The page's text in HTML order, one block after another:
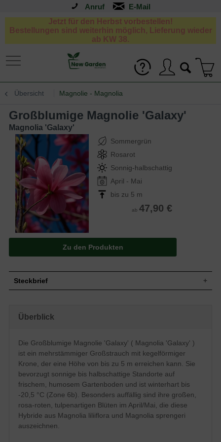
Anruf
Jetzt für den Herbst vorbestellen!
Bestellungen sind weiterhin möglich, Lieferung wieder
ab KW 38.
Übersicht Magnolie - Magnolia
Großblumige Magnolie 'Galaxy'
Magnolia 'Galaxy'
Sommergrün
Rosarot
Sonnig-halbschattig
April - Mai
bis zu 5 m
ab 47,90 €
Zu den Produkten
Steckbrief
Blatt
Sommergrün, verkehrt-eiförmig,
Oberseite dunkelgrün, Unterseite rötlich-
braun, bis zu 20 cm lang
Frucht
Unbedeutend
Blüte
Rosa-rot, tulpenartig, leicht duftend
Blütezeit
April / Mai
Rinde
Braun-grau
Wurzeln
Fleischig, sowohl oberflächlich als auch
tiefgehend
Überblick
Die Großblumige Magnolie 'Galaxy' ( Magnolia 'Galaxy' )
ist ein mehrstämmiger Großstrauch mit kegelförmiger
Krone, der eine Höhe von bis zu 5 m erreichen kann. Sie
bevorzugt sonnige bis halbschattige Standorte auf
frischem, humosem Gartenboden und ist winterhart bis
-20,5 °C (Zone 6b). Besonders auffällig sind ihre großen,
rosa-roten, tulpenartigen Blüten im April/Mai, die diese
Hybride aus Magnolia liliiflora und Magnolia sprengeri
auszeichnen.